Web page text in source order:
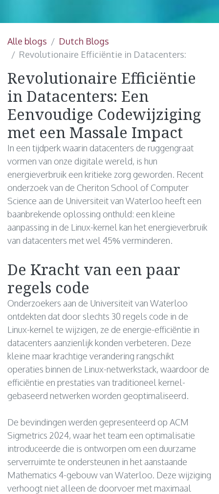
Alle blogs
Dutch Blogs
Revolutionaire Efficiëntie in Datacenters:
Revolutionaire Efficiëntie
in Datacenters: Een
Eenvoudige Codewijziging
met een Massale Impact
In een tijdperk waarin datacenters de ruggengraat
vormen van onze digitale wereld, is hun
energieverbruik een kritieke zorg geworden. Recent
onderzoek van de Cheriton School of Computer
Science aan de Universiteit van Waterloo heeft een
baanbrekende oplossing onthuld: een kleine
aanpassing in de Linux-kernel kan het energieverbruik
van datacenters met wel 45% verminderen.
De Kracht van een paar
regels code
Onderzoekers aan de Universiteit van Waterloo
ontdekten dat door slechts 30 regels code in de
Linux-kernel te wijzigen, ze de energie-efficiëntie in
datacenters aanzienlijk konden verbeteren. Deze
kleine maar krachtige verandering rangschikt
operaties binnen de Linux-netwerkstack, waardoor de
efficiëntie en prestaties van traditioneel kernel-
gebaseerd netwerken worden geoptimaliseerd.
De bevindingen werden gepresenteerd op ACM
Sigmetrics 2024, waar het team een optimalisatie
introduceerde die is ontworpen om een duurzame
serverruimte te ondersteunen in het aanstaande
Mathematics 4-gebouw van Waterloo. Deze wijziging
verhoogt niet alleen de doorvoer met maximaal